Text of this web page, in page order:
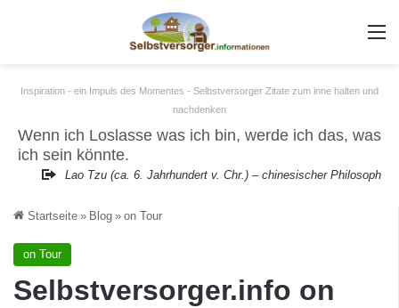
Inspiration - ein Impuls des Momentes - Selbstversorger Zitate zum inne halten und
nachdenken
Wenn ich Loslasse was ich bin, werde ich das, was
ich sein könnte.
Lao Tzu (ca. 6. Jahrhundert v. Chr.) – chinesischer Philosoph
Startseite » Blog » on Tour
on Tour
Selbstversorger.info on